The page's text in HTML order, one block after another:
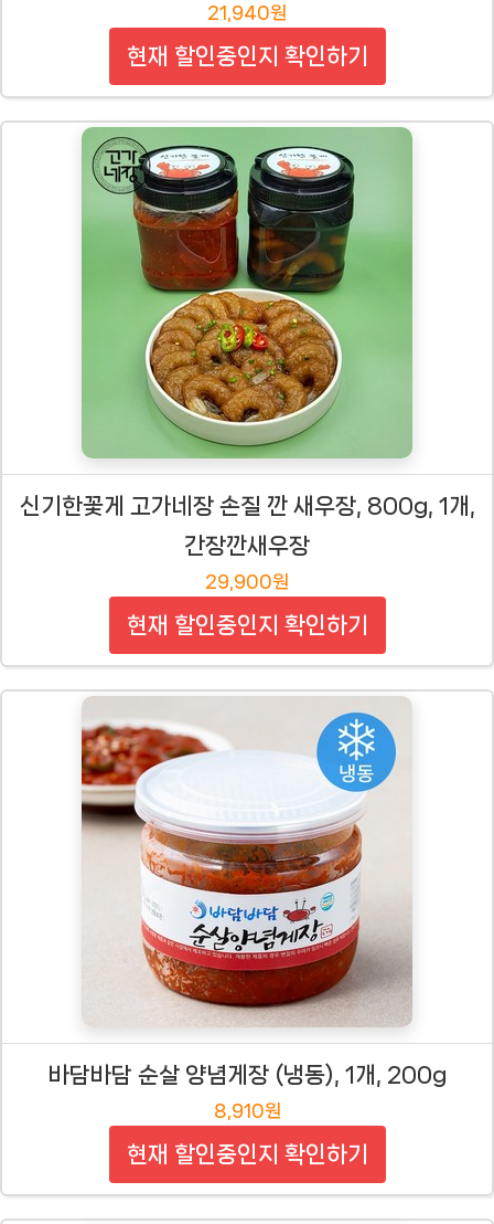
21,940원
현재 할인중인지 확인하기
신기한꽃게 고가네장 손질 깐 새우장, 800g, 1개,
간장깐새우장
29,900원
현재 할인중인지 확인하기
바담바담 순살 양념게장 (냉동), 1개, 200g
8,910원
현재 할인중인지 확인하기